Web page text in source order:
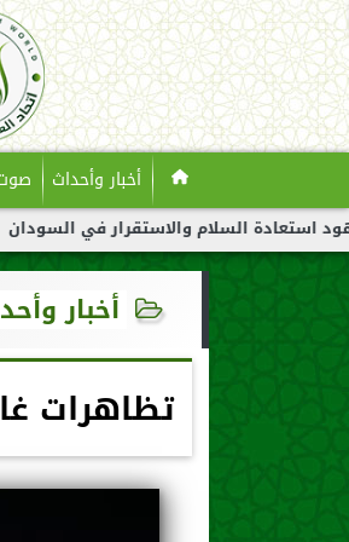
أخبار وأحداث
”ملاك والاستقرار في السودان
أخبار
تظاهرات